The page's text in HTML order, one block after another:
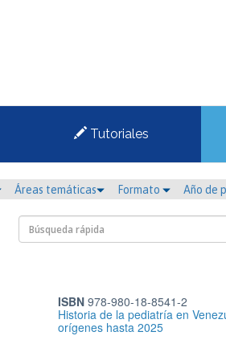
Tutoriales
Áreas temáticas Formato Año de
ISBN978-980-18-8541-2
Historia de la pediatría en
orígenes hasta 2025